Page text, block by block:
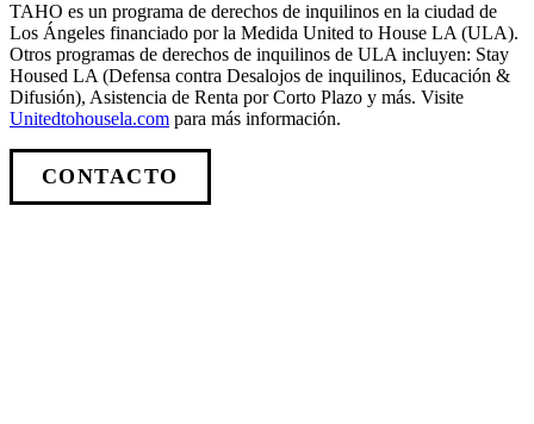
TAHO es un programa de derechos de inquilinos en la ciudad de
Los Ángeles financiado por la Medida United to House LA (ULA).
Otros programas de derechos de inquilinos de ULA incluyen: Stay
Housed LA (Defensa contra Desalojos de inquilinos, Educación &
Difusión), Asistencia de Renta por Corto Plazo y más. Visite
Unitedtohousela.com para más información.
CONTACTO